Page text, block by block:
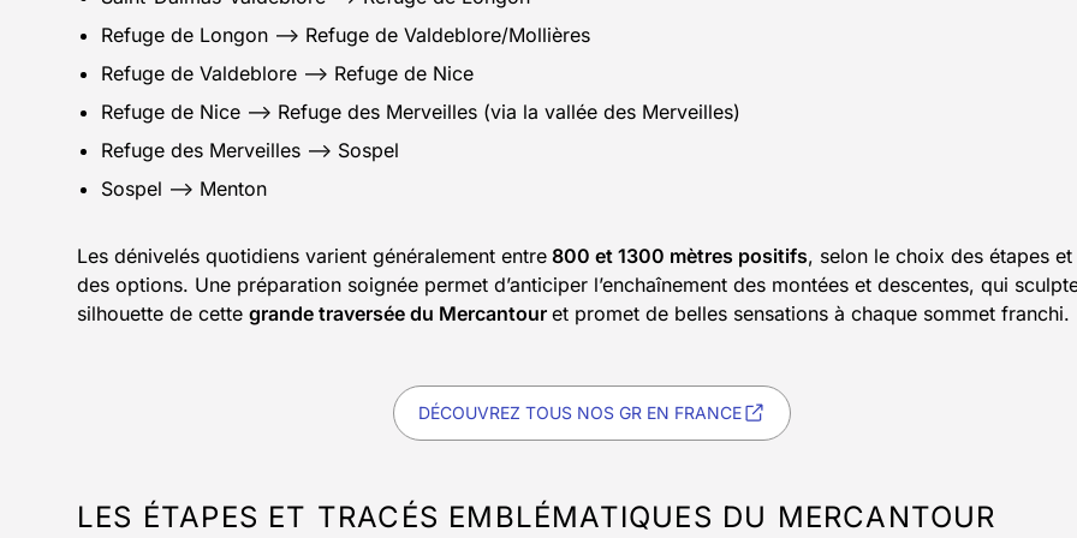
Refuge de Longon –> Refuge de Valdeblore/Mollières
Refuge de Valdeblore –> Refuge de Nice
Refuge de Nice –> Refuge des Merveilles (via la vallée des Merveilles)
Refuge des Merveilles –> Sospel
Sospel –> Menton
Les dénivelés quotidiens varient généralement entre 800 et 1300 mètres positifs, selon le choix des étapes et
des options. Une préparation soignée permet d’anticiper l’enchaînement des montées et descentes, qui
silhouette de cette grande traversée du Mercantour et promet de belles sensations à chaque sommet franchi.
DÉCOUVREZ TOUS NOS GR EN FRANCE
LES ÉTAPES ET TRACÉS EMBLÉMATIQUES DU MERCANTOUR